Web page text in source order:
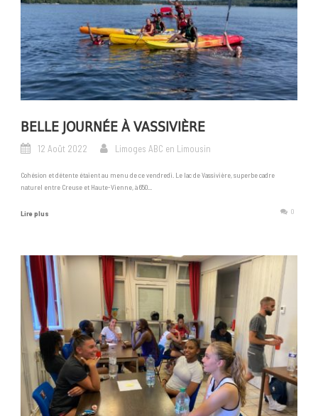
BELLE JOURNÉE À VASSIVIÈRE
12 Août 2022 Limoges ABC en Limousin
Cohésion et détente étaient au menu de ce vendredi. Le lac de Vassivière, superbe cadre
naturel entre Creuse et Haute-Vienne, à 650...
Lire plus 0